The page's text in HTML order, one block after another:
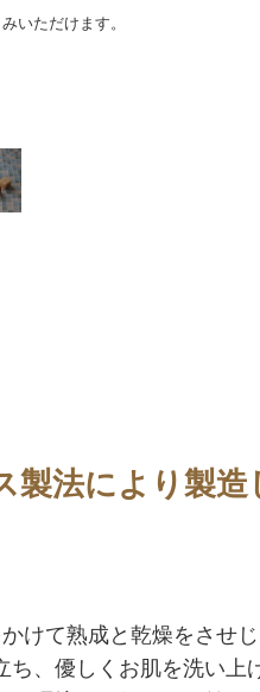
いただけます。
製法により製
けて熟成と乾燥をさせ
ち、優しくお肌を洗い